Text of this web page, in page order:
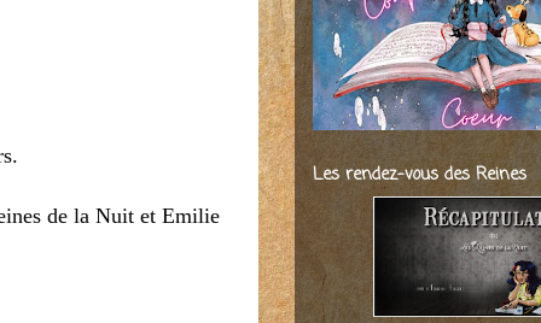
de la Nuit et Emilie
Les rendez-vous des Reines